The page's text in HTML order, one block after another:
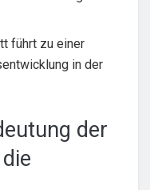
führt zu einer
in der
der